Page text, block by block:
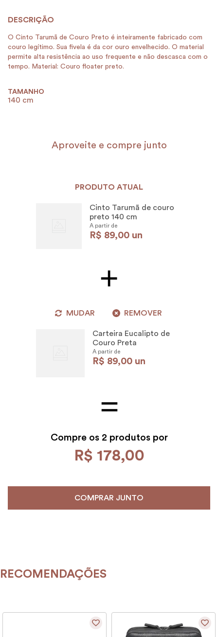
O Cinto Tarumã de Couro Preto é inteiramente fabricado com
couro legítimo. Sua fivela é da cor ouro envelhecido. O material
permite alta resistência ao uso frequente e não descasca com o
tempo. Material: Couro floater preto.
TAMANHO
140 cm
Aproveite e compre junto
PRODUTO ATUAL
Cinto Tarumã de couro
preto 140 cm
A partir de
R$ 89,00 un
MUDAR REMOVER
Carteira Eucalipto de
Couro Preta
A partir de
R$ 89,00 un
Compre os 2 produtos por
R$ 178,00
COMPRAR JUNTO
RECOMENDAÇÕES